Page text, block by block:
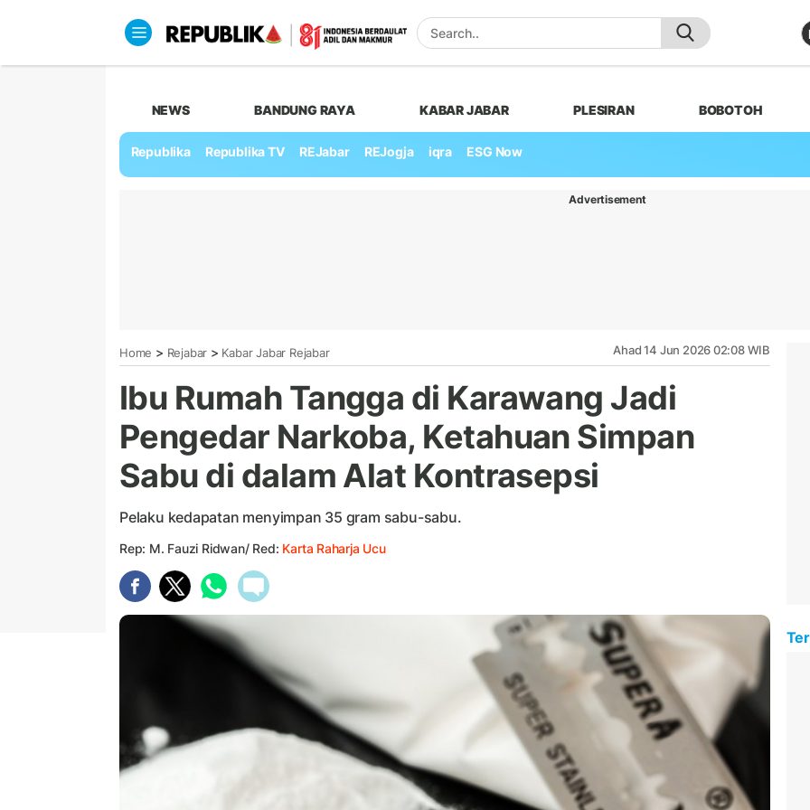
NEWS BANDUNG RAYA KABAR JABAR PLESIRAN BOBOTOH
Republika Republika TV REJabar REJogja iqra ESG Now
Advertisement
Home > Rejabar > Kabar Jabar Rejabar Ahad 14 Jun 2026 02:08 WIB
Ibu Rumah Tangga di Karawang Jadi
Pengedar Narkoba, Ketahuan Simpan
Sabu di dalam Alat Kontrasepsi
Pelaku kedapatan menyimpan 35 gram sabu-sabu.
Rep: M. Fauzi Ridwan/ Red: Karta Raharja Ucu